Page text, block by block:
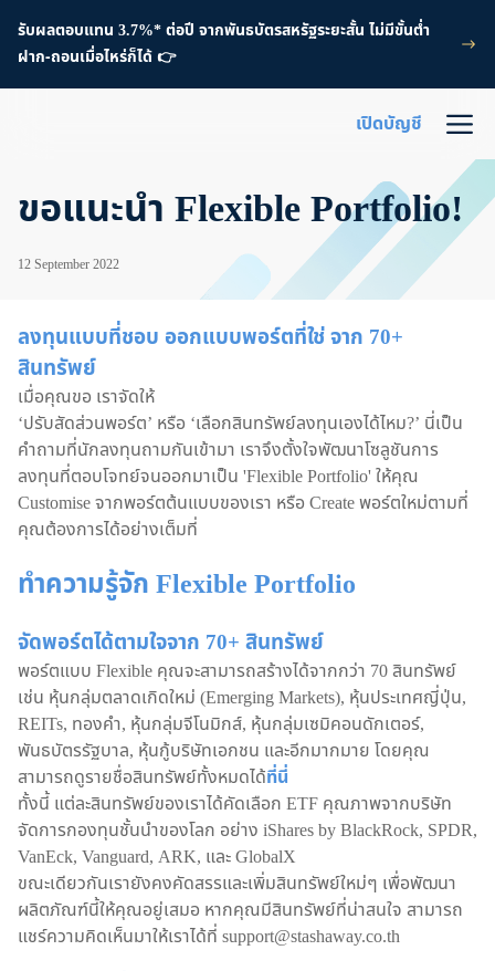
รับผลตอบแทน 3.7%* ต่อปี จากพันธบัตรสหรัฐระยะสั้น ไม่มีขั้นต่ำ
ฝาก-ถอนเมื่อไหร่ก็ได้ 👉
เปิดบัญชี
ขอแนะนำ Flexible Portfolio!
12 September 2022
ลงทุนแบบที่ชอบ ออกแบบพอร์ตที่ใช่ จาก 70+
สินทรัพย์
เมื่อคุณขอ เราจัดให้
‘ปรับสัดส่วนพอร์ต’ หรือ ‘เลือกสินทรัพย์ลงทุนเองได้ไหม?’ นี่เป็น
คำถามที่นักลงทุนถามกันเข้ามา เราจึงตั้งใจพัฒนาโซลูชันการ
ลงทุนที่ตอบโจทย์จนออกมาเป็น 'Flexible Portfolio' ให้คุณ
Customise จากพอร์ตต้นแบบของเรา หรือ Create พอร์ตใหม่ตามที่
คุณต้องการได้อย่างเต็มที่
ทำความรู้จัก Flexible Portfolio
จัดพอร์ตได้ตามใจจาก 70+ สินทรัพย์
พอร์ตแบบ Flexible คุณจะสามารถสร้างได้จากกว่า 70 สินทรัพย์
เช่น หุ้นกลุ่มตลาดเกิดใหม่ (Emerging Markets), หุ้นประเทศญี่ปุ่น,
REITs, ทองคำ, หุ้นกลุ่มจีโนมิกส์, หุ้นกลุ่มเซมิคอนดักเตอร์,
พันธบัตรรัฐบาล, หุ้นกู้บริษัทเอกชน และอีกมากมาย โดยคุณ
สามารถดูรายชื่อสินทรัพย์ทั้งหมดได้ที่นี่
ทั้งนี้ แต่ละสินทรัพย์ของเราได้คัดเลือก ETF คุณภาพจากบริษัท
จัดการกองทุนชั้นนำของโลก อย่าง iShares by BlackRock, SPDR,
VanEck, Vanguard, ARK, และ GlobalX
ขณะเดียวกันเรายังคงคัดสรรและเพิ่มสินทรัพย์ใหม่ๆ เพื่อพัฒนา
ผลิตภัณฑ์นี้ให้คุณอยู่เสมอ หากคุณมีสินทรัพย์ที่น่าสนใจ สามารถ
แชร์ความคิดเห็นมาให้เราได้ที่ support@stashaway.co.th